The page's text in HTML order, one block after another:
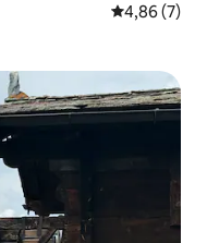
4,86 de uma
4,86 (7)